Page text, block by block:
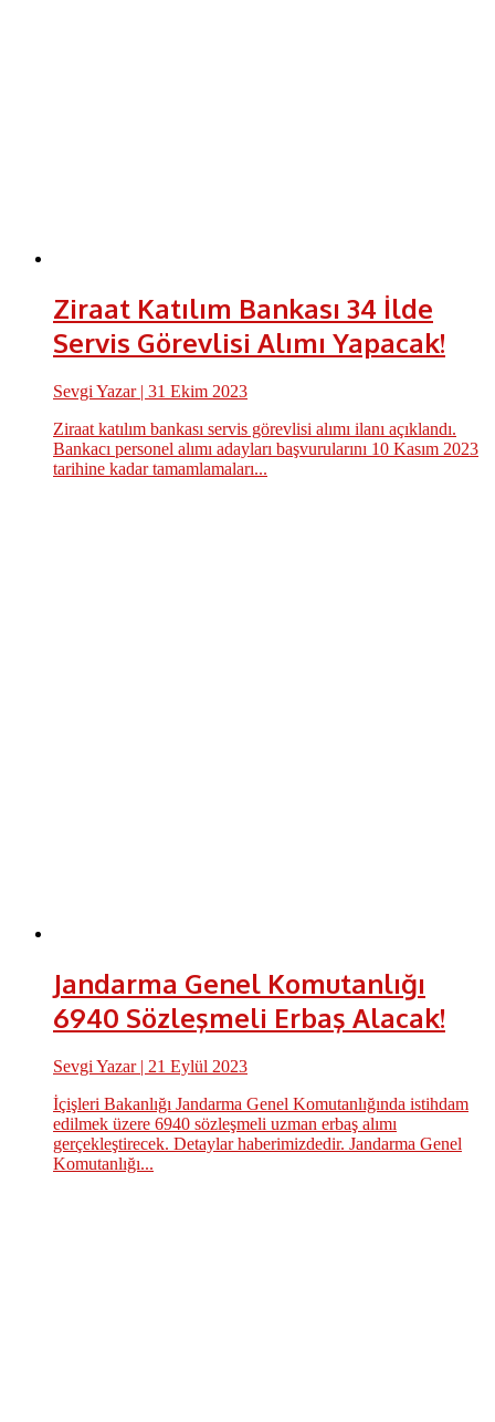
Ziraat Katılım Bankası 34 İlde
Servis Görevlisi Alımı Yapacak!
Sevgi Yazar| 31 Ekim 2023
Ziraat katılım bankası servis görevlisi alımı ilanı açıklandı.
Bankacı personel alımı adayları başvurularını 10 Kasım 2023
tarihine kadar tamamlamaları...
Jandarma Genel Komutanlığı
6940 Sözleşmeli Erbaş Alacak!
Sevgi Yazar| 21 Eylül 2023
İçişleri Bakanlığı Jandarma Genel Komutanlığında istihdam
edilmek üzere 6940 sözleşmeli uzman erbaş alımı
gerçekleştirecek. Detaylar haberimizdedir. Jandarma Genel
Komutanlığı...